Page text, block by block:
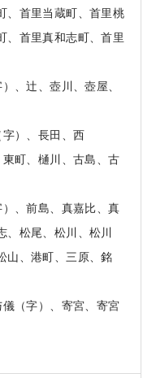
、首里当蔵町、首里桃
、首里真和志町、首里
、辻、壺川、壺屋、
）、長田、西
町、樋川、古島、古
、前島、真嘉比、真
、松尾、松川、松川
山、港町、三原、銘
（字）、寄宮、寄宮